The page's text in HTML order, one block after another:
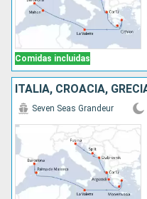
Comidas incluidas
Seven Seas Grandeur